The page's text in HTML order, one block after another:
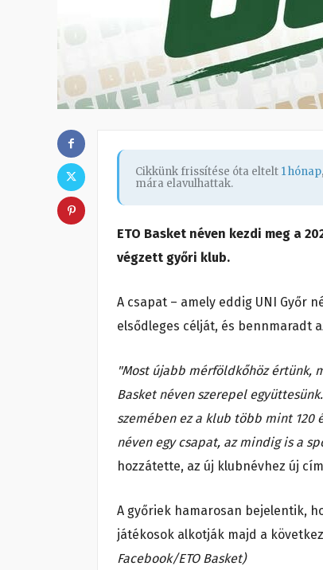
Cikkünk frissítése óta eltelt 1 hónap
mára elavulhattak.
ETO Basket néven kezdi meg a
végzett győri klub.
A csapat – amely eddig UNI Győr
elsődleges célját, és bennmaradt
"Most újabb mérföldkőhöz értünk,
Basket néven szerepel
szemében ez a klub több mint 120
néven egy csapat, az mindig is a
hozzátette, az új klubnévhez új
A győriek hamarosan bejelentik,
játékosok alkotják majd a
Facebook/ETO Basket)